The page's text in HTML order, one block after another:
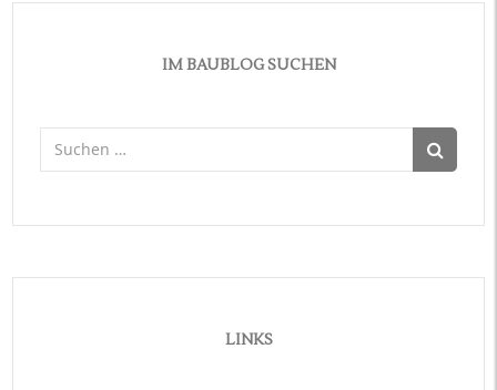
IM BAUBLOG SUCHEN
Suchen
nach:
LINKS